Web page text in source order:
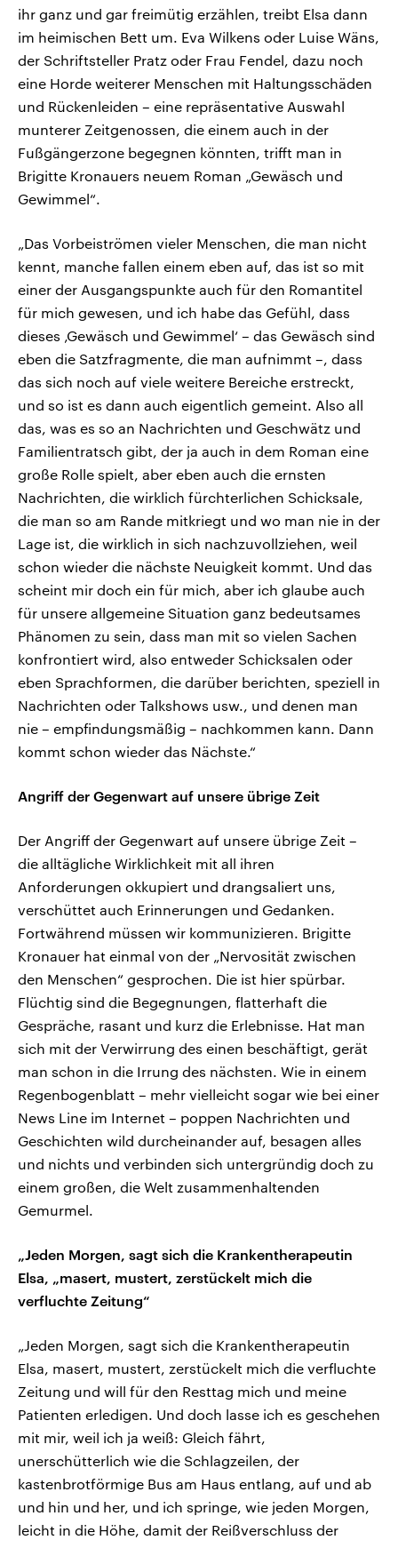
ihr ganz und gar freimütig erzählen, treibt Elsa dann
im heimischen Bett um. Eva Wilkens oder Luise Wäns,
der Schriftsteller Pratz oder Frau Fendel, dazu noch
eine Horde weiterer Menschen mit Haltungsschäden
und Rückenleiden – eine repräsentative Auswahl
munterer Zeitgenossen, die einem auch in der
Fußgängerzone begegnen könnten, trifft man in
Brigitte Kronauers neuem Roman „Gewäsch und
Gewimmel“.
„Das Vorbeiströmen vieler Menschen, die man nicht
kennt, manche fallen einem eben auf, das ist so mit
einer der Ausgangspunkte auch für den Romantitel
für mich gewesen, und ich habe das Gefühl, dass
dieses ‚Gewäsch und Gewimmel‘ – das Gewäsch sind
eben die Satzfragmente, die man aufnimmt –, dass
das sich noch auf viele weitere Bereiche erstreckt,
und so ist es dann auch eigentlich gemeint. Also all
das, was es so an Nachrichten und Geschwätz und
Familientratsch gibt, der ja auch in dem Roman eine
große Rolle spielt, aber eben auch die ernsten
Nachrichten, die wirklich fürchterlichen Schicksale,
die man so am Rande mitkriegt und wo man nie in der
Lage ist, die wirklich in sich nachzuvollziehen, weil
schon wieder die nächste Neuigkeit kommt. Und das
scheint mir doch ein für mich, aber ich glaube auch
für unsere allgemeine Situation ganz bedeutsames
Phänomen zu sein, dass man mit so vielen Sachen
konfrontiert wird, also entweder Schicksalen oder
eben Sprachformen, die darüber berichten, speziell in
Nachrichten oder Talkshows usw., und denen man
nie – empfindungsmäßig – nachkommen kann. Dann
kommt schon wieder das Nächste.“
Angriff der Gegenwart auf unsere übrige Zeit
Der Angriff der Gegenwart auf unsere übrige Zeit –
die alltägliche Wirklichkeit mit all ihren
Anforderungen okkupiert und drangsaliert uns,
verschüttet auch Erinnerungen und Gedanken.
Fortwährend müssen wir kommunizieren. Brigitte
Kronauer hat einmal von der „Nervosität zwischen
den Menschen“ gesprochen. Die ist hier spürbar.
Flüchtig sind die Begegnungen, flatterhaft die
Gespräche, rasant und kurz die Erlebnisse. Hat man
sich mit der Verwirrung des einen beschäftigt, gerät
man schon in die Irrung des nächsten. Wie in einem
Regenbogenblatt – mehr vielleicht sogar wie bei einer
News Line im Internet – poppen Nachrichten und
Geschichten wild durcheinander auf, besagen alles
und nichts und verbinden sich untergründig doch zu
einem großen, die Welt zusammenhaltenden
Gemurmel.
„Jeden Morgen, sagt sich die Krankentherapeutin
Elsa, „masert, mustert, zerstückelt mich die
verfluchte Zeitung“
„Jeden Morgen, sagt sich die Krankentherapeutin
Elsa, masert, mustert, zerstückelt mich die verfluchte
Zeitung und will für den Resttag mich und meine
Patienten erledigen. Und doch lasse ich es geschehen
mit mir, weil ich ja weiß: Gleich fährt,
unerschütterlich wie die Schlagzeilen, der
kastenbrotförmige Bus am Haus entlang, auf und ab
und hin und her, und ich springe, wie jeden Morgen,
leicht in die Höhe, damit der Reißverschluss der